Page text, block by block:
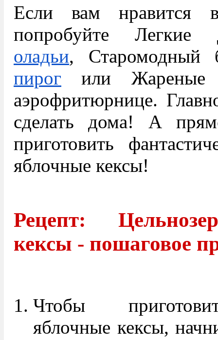
Если вам нравится
попробуйте
оладьи, Старомодный
пирог или
аэрофритюрнице.
сделать дома! А
приготовить
яблочные кексы!
Рецепт:
кексы - пошаговое
Чтобы
яблочные кексы,